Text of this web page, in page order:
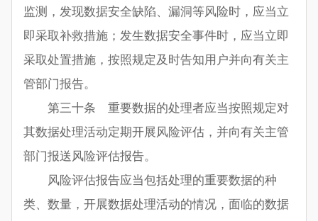
监测，发现数据安全缺陷、漏洞等风险时，应当立
即采取补救措施；发生数据安全事件时，应当立即
采取处置措施，按照规定及时告知用户并向有关主
管部门报告。
第三十条 重要数据的处理者应当按照规定对
其数据处理活动定期开展风险评估，并向有关主管
部门报送风险评估报告。
风险评估报告应当包括处理的重要数据的种
类、数量，开展数据处理活动的情况，面临的数据